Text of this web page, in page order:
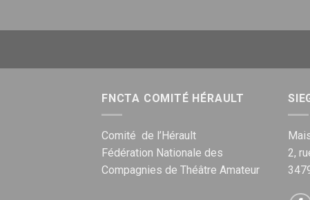
FNCTA COMITÉ HÉRAULT
Comité de l’Hérault
Fédération Nationale des
Compagnies de Théâtre Amateur
2,